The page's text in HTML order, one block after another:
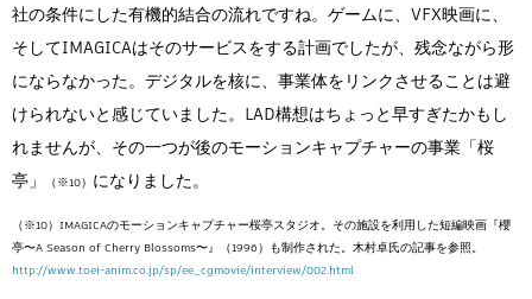
社の条件にした有機的結合の流れですね。ゲームに、VFX映画に、
そしてIMAGICAはそのサービスをする計画でしたが、残念ながら形
にならなかった。デジタルを核に、事業体をリンクさせることは避
けられないと感じていました。LAD構想はちょっと早すぎたかもし
れませんが、その一つが後のモーションキャプチャーの事業「桜
亭」
（※10） になりました。
（※10）IMAGICAのモーションキャプチャー桜亭スタジオ。その施設を利用した短編映画『櫻
亭〜A Season of Cherry Blossoms〜』（1996）も制作された。木村卓氏の記事を参照。
http://www.toei-anim.co.jp/sp/ee_cgmovie/interview/002.html